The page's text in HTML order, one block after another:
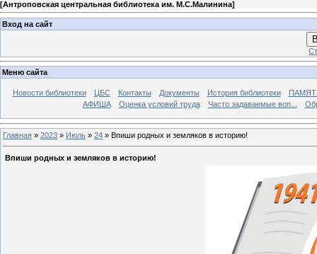
[Антроповская центральная библиотека им. М.С.Малинина]
Вход на сайт
Меню сайта
Новости библиотеки ЦБС Контакты Документы История библиотеки
АФИША
Оценка условий труда Часто задаваемые воп...
Главная » 2023 » Июль » 24 » Впиши родных и земляков в историю!
Впиши родных и земляков в историю!